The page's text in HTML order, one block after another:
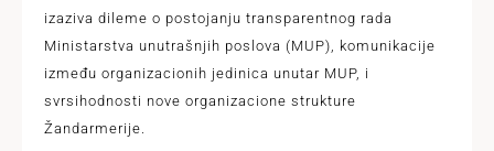
izaziva dileme o postojanju transparentnog rada
Ministarstva unutrašnjih poslova (MUP), komunikacije
između organizacionih jedinica unutar MUP, i
svrsihodnosti nove organizacione strukture
Žandarmerije.